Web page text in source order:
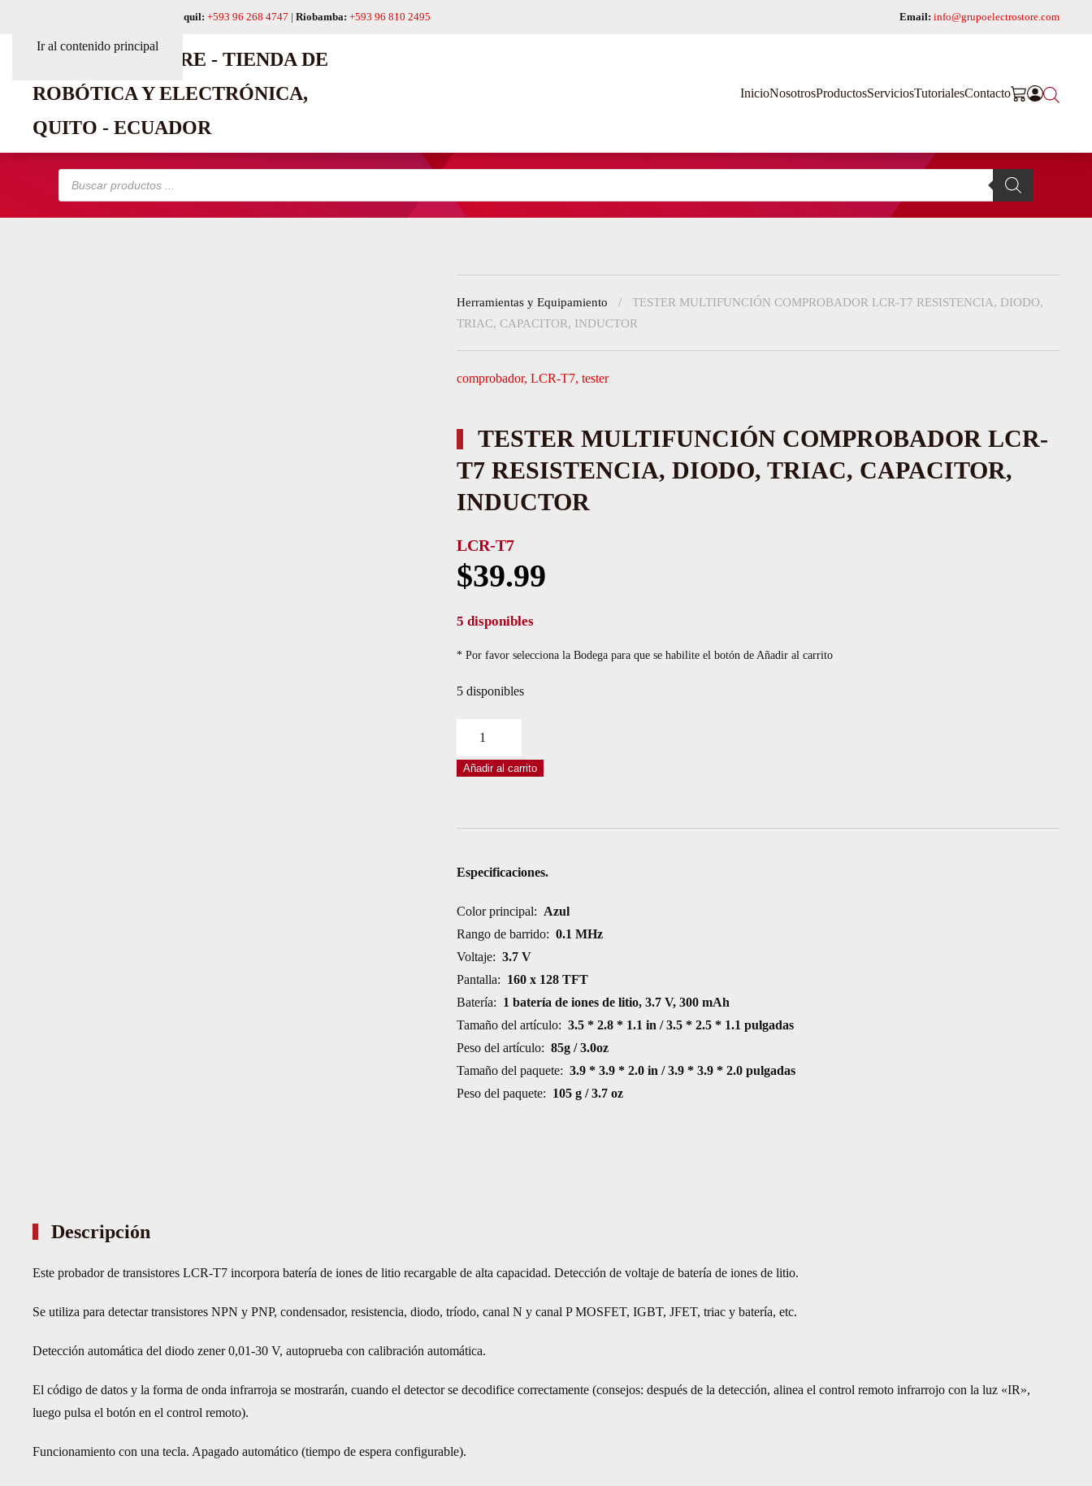
Ir al contenido principal
Guayaquil: +593 96 268 4747 | Riobamba: +593 96 810 2495 Email: info@grupoelectrostore.com
InicioNosotrosProductosServiciosTutorialesContacto
Búsqueda
productos
Herramientas y Equipamiento
TESTER MULTIFUNCIÓN COMPROBADOR LCR-T7 RESISTENCIA, DIODO,
TRIAC, CAPACITOR, INDUCTOR
comprobador, LCR-T7, tester
TESTER MULTIFUNCIÓN COMPROBADOR LCR-
T7 RESISTENCIA, DIODO, TRIAC, CAPACITOR,
INDUCTOR
LCR-T7
$39.99
5 disponibles
* Por favor selecciona la Bodega para que se habilite el botón de Añadir al carrito
5 disponibles
COMPROBADOR
DIODO,
CAPACITOR,
INDUCTOR
cantidad
Añadir al carrito
Especificaciones.
Color principal: Azul
Rango de barrido: 0.1 MHz
Voltaje: 3.7 V
Pantalla: 160 x 128 TFT
Batería: 1 batería de iones de litio, 3.7 V, 300 mAh
Tamaño del artículo: 3.5 * 2.8 * 1.1 in / 3.5 * 2.5 * 1.1 pulgadas
Peso del artículo: 85g / 3.0oz
Tamaño del paquete: 3.9 * 3.9 * 2.0 in / 3.9 * 3.9 * 2.0 pulgadas
Peso del paquete: 105 g / 3.7 oz
Descripción
Este probador de transistores LCR-T7 incorpora batería de iones de litio recargable de alta capacidad. Detección de voltaje de batería de iones de litio.
Se utiliza para detectar transistores NPN y PNP, condensador, resistencia, diodo, tríodo, canal N y canal P MOSFET, IGBT, JFET, triac y batería, etc.
Detección automática del diodo zener 0,01-30 V, autoprueba con calibración automática.
El código de datos y la forma de onda infrarroja se mostrarán, cuando el detector se decodifice correctamente (consejos: después de la detección, alinea el control remoto infrarrojo con la luz «IR»,
luego pulsa el botón en el control remoto).
Funcionamiento con una tecla. Apagado automático (tiempo de espera configurable).